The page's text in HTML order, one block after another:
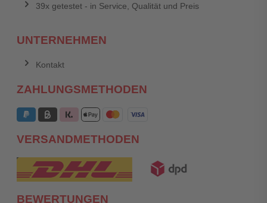
39x getestet - in Service, Qualität und Preis
UNTERNEHMEN
Kontakt
ZAHLUNGSMETHODEN
VERSANDMETHODEN
BEWERTUNGEN